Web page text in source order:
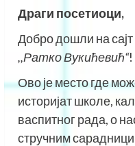
Драги посетиоци,
Добро дошли на сајт
,,Ратко Вукићевић“!
Ово је место где
историјат школе,
васпитног рада, о
стручним